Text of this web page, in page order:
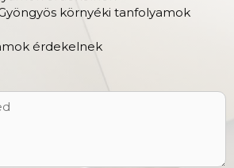
környéki tanfolyamok
érdekelnek